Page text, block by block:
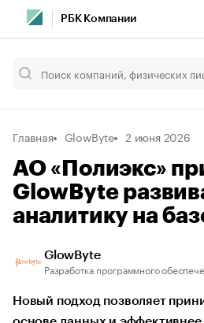
РБК Компании
Главная GlowByte 2 июня 2026
АО «Полиэкс»
GlowByte
аналитику на
GlowByte
Разработка программного
Новый подход позволяет